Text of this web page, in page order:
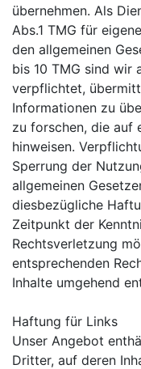
übernehmen. Als
Abs.1 TMG für
den allgemeinen
bis 10 TMG sind wir
verpflichtet,
Informationen zu
zu forschen, die auf
hinweisen.
Sperrung der
allgemeinen
diesbezügliche
Zeitpunkt der
Rechtsverletzung
entsprechenden
Inhalte umgehend
Haftung für Links
Unser Angebot
Dritter, auf deren